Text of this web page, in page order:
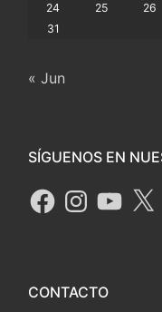
24
25 26
31
« Jun
SÍGUENOS EN
CONTACTO